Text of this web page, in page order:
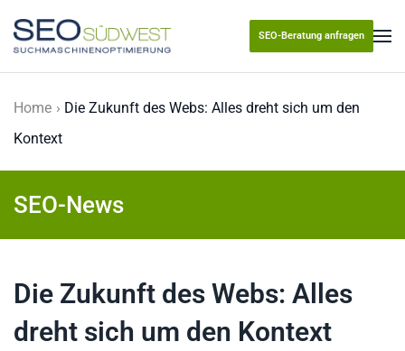
Skip to main content
SEO-Beratung anfragen
Home
Die Zukunft des Webs: Alles dreht sich um den
Kontext
SEO-News
Die Zukunft des Webs: Alles
dreht sich um den Kontext